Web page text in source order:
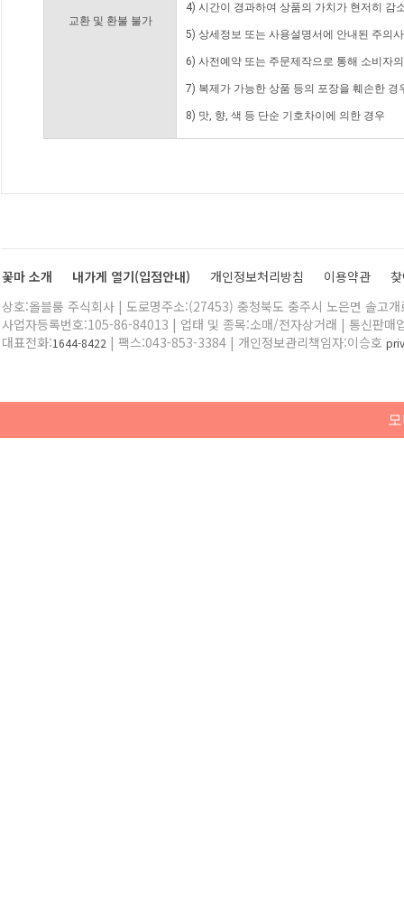
교환 및 환불 불가
4) 시간이 경과하여 상품의 가치가 현저히 감
5) 상세정보 또는 사용설명서에 안내된 주의
6) 사전예약 또는 주문제작으로 통해 소비자
7) 복제가 가능한 상품 등의 포장을 훼손한 경
8) 맛, 향, 색 등 단순 기호차이에 의한 경우
꽃마 소개 내가게 열기(입점안내) 개인정보처리방침 이용약관
상호:올블룸 주식회사 | 도로명주소:(27453) 충청북도 충주시 노은면 솔고
사업자등록번호:105-86-84013 | 업태 및 종목:소매/전자상거래 | 통신판매
대표전화:1644-8422 | 팩스:043-853-3384 | 개인정보관리책임자:이승호